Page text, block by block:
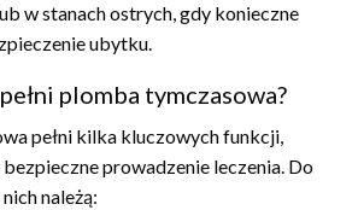
w stanach ostrych, gdy konieczne
ubytku.
plomba tymczasowa?
pełni kilka kluczowych funkcji,
prowadzenie leczenia. Do
należą: